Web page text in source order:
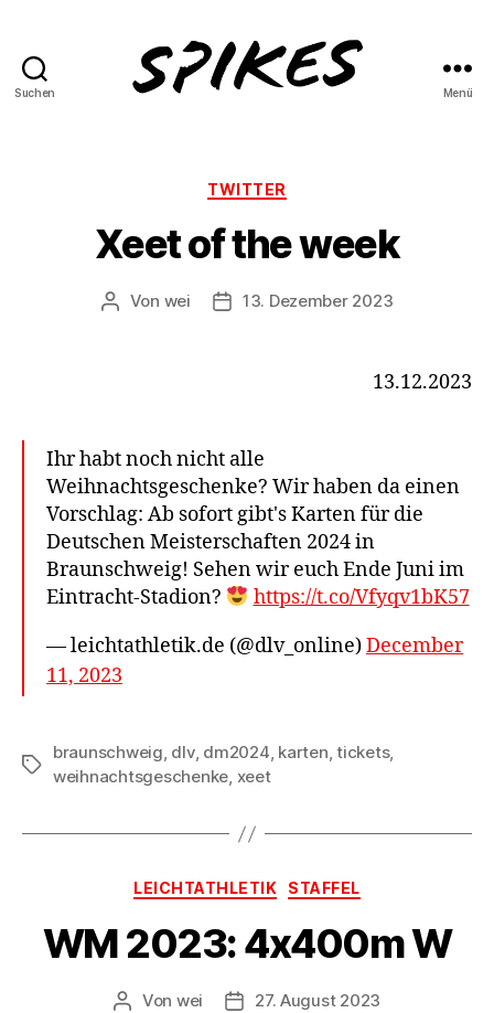
Suchen Menü
Kategorien
TWITTER
Xeet of the week
Beitragsautor
Von wei Beitragsdatum
13. Dezember 2023
13.12.2023
Ihr habt noch nicht alle
Weihnachtsgeschenke? Wir haben da einen
Vorschlag: Ab sofort gibt's Karten für die
Deutschen Meisterschaften 2024 in
Braunschweig! Sehen wir euch Ende Juni im
Eintracht-Stadion?
https://t.co/Vfyqv1bK57
— leichtathletik.de (@dlv_online)December
11, 2023
Schlagwörter
braunschweig, dlv, dm2024, karten,tickets,
weihnachtsgeschenke, xeet
Kategorien
LEICHTATHLETIK STAFFEL
WM 2023: 4x400m W
Beitragsautor
Von wei Beitragsdatum
27. August 2023